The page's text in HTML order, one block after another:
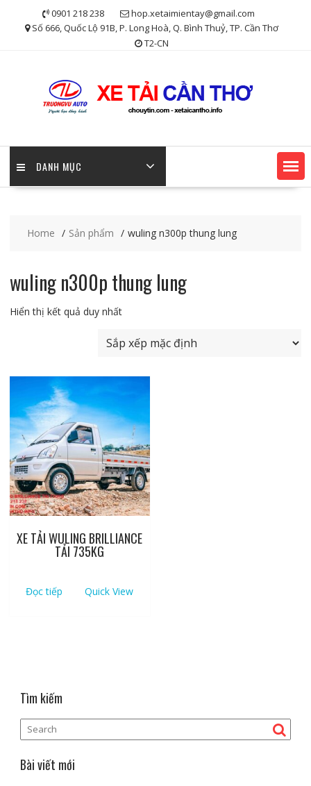
0901 218 238
hop.xetaimientay@gmail.com
Số 666, Quốc Lộ 91B, P. Long Hoà, Q. Bình Thuỷ, TP. Cần Thơ
T2-CN
DANH MỤC
Home Sản phẩm wuling n300p thung lung
wuling n300p thung lung
Hiển thị kết quả duy nhất
XE TẢI WULING BRILLIANCE
TẢI 735KG
Đọc tiếp Quick View
Tìm kiếm
Bài viết mới